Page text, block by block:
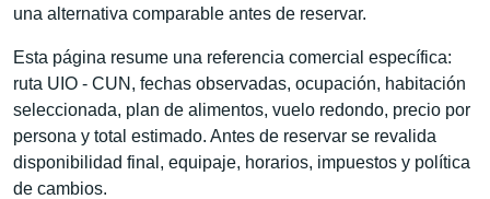
una alternativa comparable antes de reservar.
Esta página resume una referencia comercial específica:
ruta UIO - CUN, fechas observadas, ocupación, habitación
seleccionada, plan de alimentos, vuelo redondo, precio por
persona y total estimado. Antes de reservar se revalida
disponibilidad final, equipaje, horarios, impuestos y política
de cambios.